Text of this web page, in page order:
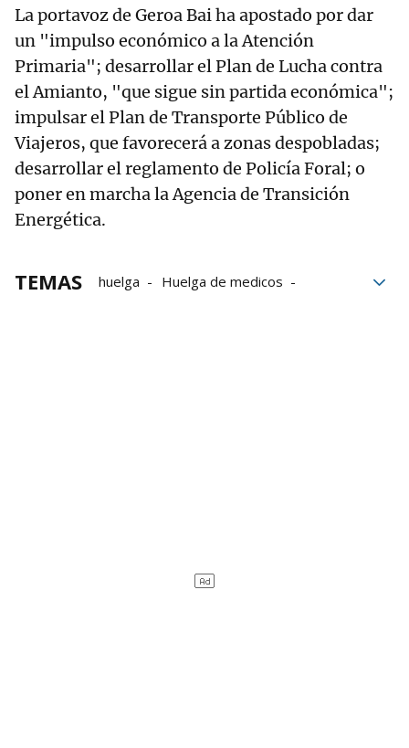
La portavoz de Geroa Bai ha apostado por dar
un "impulso económico a la Atención
Primaria"; desarrollar el Plan de Lucha contra
el Amianto, "que sigue sin partida económica";
impulsar el Plan de Transporte Público de
Viajeros, que favorecerá a zonas despobladas;
desarrollar el reglamento de Policía Foral; o
poner en marcha la Agencia de Transición
Energética.
TEMAS huelga
Huelga de medicos